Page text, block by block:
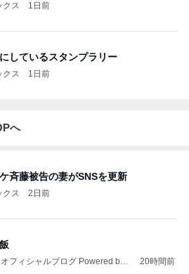
クス 1日前
しているスタンプラリー
クス 1日前
へ
斉藤被告の妻がSNSを更新
クス 2日前
フィシャルブログ Powered by
20時間前